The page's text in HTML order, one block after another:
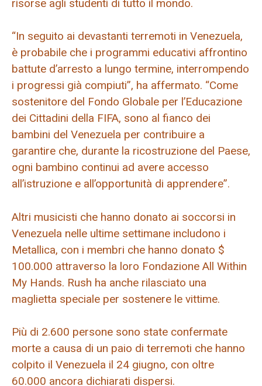
risorse agli studenti di tutto il mondo.
“In seguito ai devastanti terremoti in Venezuela,
è probabile che i programmi educativi affrontino
battute d’arresto a lungo termine, interrompendo
i progressi già compiuti”, ha affermato. “Come
sostenitore del Fondo Globale per l’Educazione
dei Cittadini della FIFA, sono al fianco dei
bambini del Venezuela per contribuire a
garantire che, durante la ricostruzione del Paese,
ogni bambino continui ad avere accesso
all’istruzione e all’opportunità di apprendere”.
Altri musicisti che hanno donato ai soccorsi in
Venezuela nelle ultime settimane includono i
Metallica, con i membri che hanno donato $
100.000 attraverso la loro Fondazione All Within
My Hands. Rush ha anche rilasciato una
maglietta speciale per sostenere le vittime.
Più di 2.600 persone sono state confermate
morte a causa di un paio di terremoti che hanno
colpito il Venezuela il 24 giugno, con oltre
60.000 ancora dichiarati dispersi.